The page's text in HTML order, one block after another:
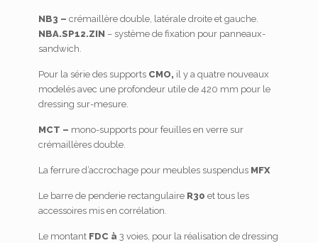
NB3 – crémaillère double, latérale droite et gauche.
NBA.SP12.ZIN – système de fixation pour panneaux-
sandwich.
Pour la série des supports CMO, il y a quatre nouveaux
modelés avec une profondeur utile de 420 mm pour le
dressing sur-mesure.
MCT – mono-supports pour feuilles en verre sur
crémaillères double.
La ferrure d’accrochage pour meubles suspendus MFX
Le barre de penderie rectangulaire R30 et tous les
accessoires mis en corrélation.
Le montant FDC à 3 voies, pour la réalisation de dressing